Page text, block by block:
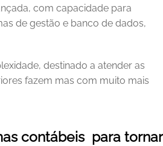
com capacidade para
de gestão e banco de dados,
destinado a atender as
fazem mas com muito mais
contábeis  para tornar